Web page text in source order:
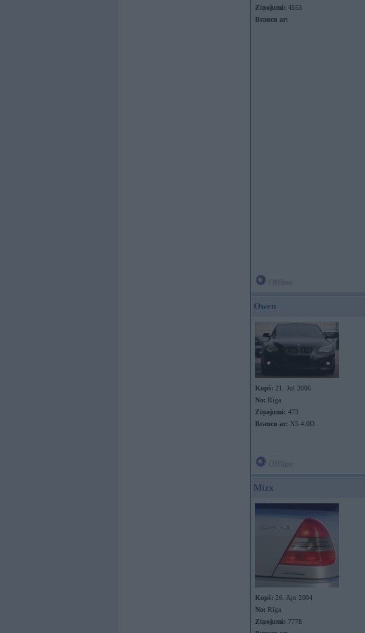
Ziņojumi: 4553
Braucu ar:
Owen
Kopš: 21. Jul 2006
No: Rīga
Ziņojumi: 473
Braucu ar: X5 4.0D
Mizx
Kopš: 26. Apr 2004
No: Rīga
Ziņojumi: 7778